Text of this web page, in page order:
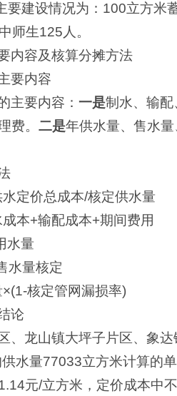
要建设情况为：100立方
师生125人。
内容及核算分摊方法
要内容
主要内容： 一是制水、输
费。 二是年供水量、售水
水定价总成本/核定供水量
本+输配成本+期间费用
水量
水量核定
核定管网漏损率)
论
、龙山镇大坪子片区、象
水量77033立方米计算的
元/立方米，定价成本中